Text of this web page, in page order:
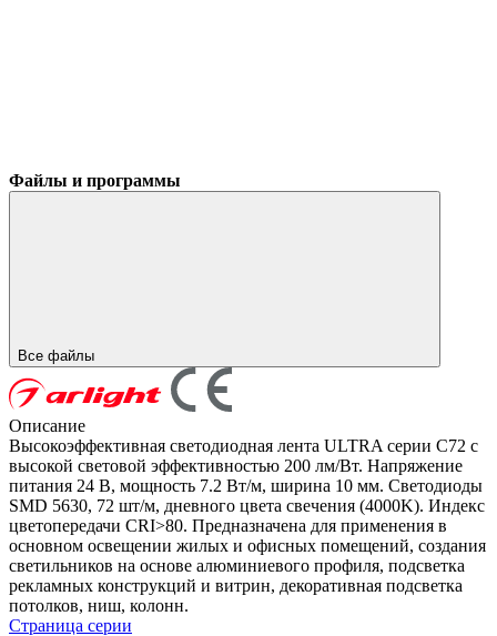
Файлы и программы
Все файлы
Описание
Высокоэффективная светодиодная лента ULTRA серии C72 с
высокой световой эффективностью 200 лм/Вт. Напряжение
питания 24 В, мощность 7.2 Вт/м, ширина 10 мм. Светодиоды
SMD 5630, 72 шт/м, дневного цвета свечения (4000K). Индекс
цветопередачи CRI>80. Предназначена для применения в
основном освещении жилых и офисных помещений, создания
светильников на основе алюминиевого профиля, подсветка
рекламных конструкций и витрин, декоративная подсветка
потолков, ниш, колонн.
Страница серии